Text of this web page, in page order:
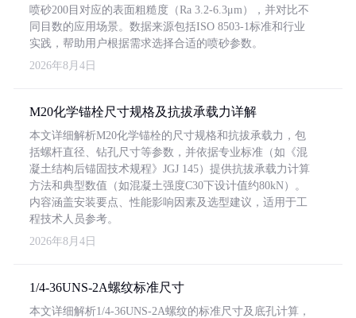
喷砂200目对应的表面粗糙度（Ra 3.2-6.3μm），并对比不
同目数的应用场景。数据来源包括ISO 8503-1标准和行业
实践，帮助用户根据需求选择合适的喷砂参数。
2026年8月4日
M20化学锚栓尺寸规格及抗拔承载力详解
本文详细解析M20化学锚栓的尺寸规格和抗拔承载力，包
括螺杆直径、钻孔尺寸等参数，并依据专业标准（如《混
凝土结构后锚固技术规程》JGJ 145）提供抗拔承载力计算
方法和典型数值（如混凝土强度C30下设计值约80kN）。
内容涵盖安装要点、性能影响因素及选型建议，适用于工
程技术人员参考。
2026年8月4日
1/4-36UNS-2A螺纹标准尺寸
本文详细解析1/4-36UNS-2A螺纹的标准尺寸及底孔计算，